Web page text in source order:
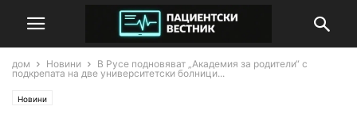
дом Новини
В Русе подновяват „Академия за родители“ с
подкрепата на две университетски болници...
Новини